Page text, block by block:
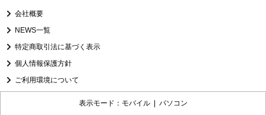
会社概要
NEWS一覧
特定商取引法に基づく表示
個人情報保護方針
ご利用環境について
表示モード：モバイル | パソコン